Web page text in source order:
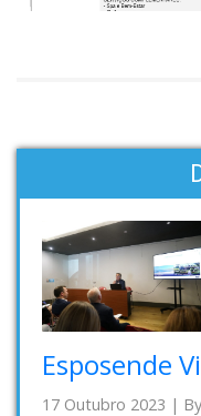
Esposende
17 Outubro 2023 | By